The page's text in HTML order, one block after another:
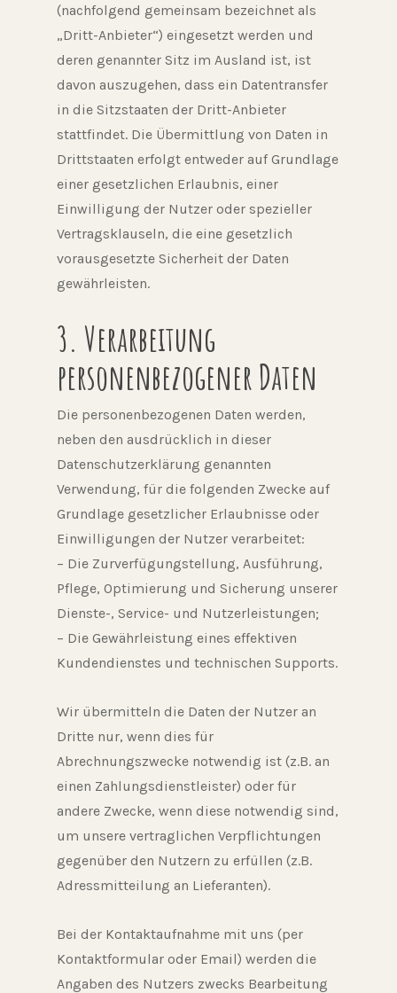
(nachfolgend gemeinsam bezeichnet als
„Dritt-Anbieter“) eingesetzt werden und
deren genannter Sitz im Ausland ist, ist
davon auszugehen, dass ein Datentransfer
in die Sitzstaaten der Dritt-Anbieter
stattfindet. Die Übermittlung von Daten in
Drittstaaten erfolgt entweder auf Grundlage
einer gesetzlichen Erlaubnis, einer
Einwilligung der Nutzer oder spezieller
Vertragsklauseln, die eine gesetzlich
vorausgesetzte Sicherheit der Daten
gewährleisten.
3. Verarbeitung
personenbezogener Daten
Die personenbezogenen Daten werden,
neben den ausdrücklich in dieser
Datenschutzerklärung genannten
Verwendung, für die folgenden Zwecke auf
Grundlage gesetzlicher Erlaubnisse oder
Einwilligungen der Nutzer verarbeitet:
– Die Zurverfügungstellung, Ausführung,
Pflege, Optimierung und Sicherung unserer
Dienste-, Service- und Nutzerleistungen;
– Die Gewährleistung eines effektiven
Kundendienstes und technischen Supports.
Wir übermitteln die Daten der Nutzer an
Dritte nur, wenn dies für
Abrechnungszwecke notwendig ist (z.B. an
einen Zahlungsdienstleister) oder für
andere Zwecke, wenn diese notwendig sind,
um unsere vertraglichen Verpflichtungen
gegenüber den Nutzern zu erfüllen (z.B.
Adressmitteilung an Lieferanten).
Bei der Kontaktaufnahme mit uns (per
Kontaktformular oder Email) werden die
Angaben des Nutzers zwecks Bearbeitung